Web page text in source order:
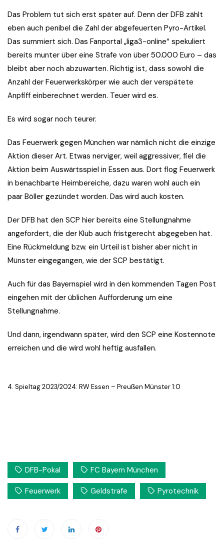
Das Problem tut sich erst später auf. Denn der DFB zählt
eben auch penibel die Zahl der abgefeuerten Pyro-Artikel.
Das summiert sich. Das Fanportal „liga3-online“ spekuliert
bereits munter über eine Strafe von über 50.000 Euro – das
bleibt aber noch abzuwarten. Richtig ist, dass sowohl die
Anzahl der Feuerwerkskörper wie auch der verspätete
Anpfiff einberechnet werden. Teuer wird es.
Es wird sogar noch teurer.
Das Feuerwerk gegen München war nämlich nicht die einzige
Aktion dieser Art. Etwas nerviger, weil aggressiver, fiel die
Aktion beim Auswärtsspiel in Essen aus. Dort flog Feuerwerk
in benachbarte Heimbereiche, dazu waren wohl auch ein
paar Böller gezündet worden. Das wird auch kosten.
Der DFB hat den SCP hier bereits eine Stellungnahme
angefordert, die der Klub auch fristgerecht abgegeben hat.
Eine Rückmeldung bzw. ein Urteil ist bisher aber nicht in
Münster eingegangen, wie der SCP bestätigt.
Auch für das Bayernspiel wird in den kommenden Tagen Post
eingehen mit der üblichen Aufforderung um eine
Stellungnahme.
Und dann, irgendwann später, wird den SCP eine Kostennote
erreichen und die wird wohl heftig ausfallen.
4. Spieltag 2023/2024: RW Essen – Preußen Münster 1:0
DFB-Pokal FC Bayern München
Feuerwerk Geldstrafe Pyrotechnik